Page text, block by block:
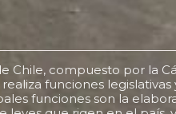
Chile, compuesto por la
funciones legislativas
funciones son la